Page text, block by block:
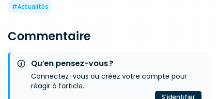
#Actualités
Commentaire
Qu’en pensez-vous ?
Connectez-vous ou créez votre compte pour
réagir à l’article.
S’identifier